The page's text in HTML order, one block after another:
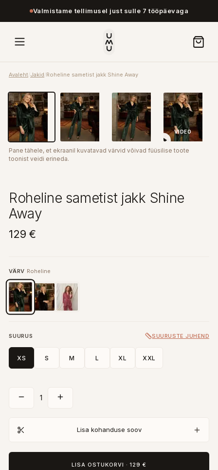
Valmistame tellimusel just sulle 7 tööpäevaga
Avaleht/Jakid/Roheline sametist jakk Shine Away
VIDEO
Pane tähele, et ekraanil kuvatavad värvid võivad füüsilise toote
toonist veidi erineda.
Roheline sametist jakk Shine
Away
129 €
VÄRV Roheline
SUURUS SUURUSTE JUHEND
XS S M L XL XXL
1
Lisa kohanduse soov
LISA OSTUKORVI ·129 €